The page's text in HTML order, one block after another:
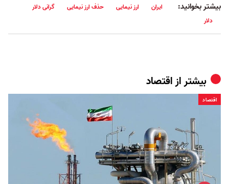
بیشتر بخوانید: ایران ارز نیمایی حذف ارز نیمایی
گرانی دلار
دلار
بیشتر ازاقتصاد
اقتصاد